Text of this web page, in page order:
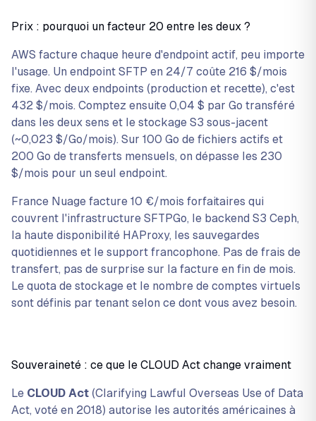
Prix : pourquoi un facteur 20 entre les deux ?
AWS facture chaque heure d'endpoint actif, peu importe
l'usage. Un endpoint SFTP en 24/7 coûte 216 $/mois
fixe. Avec deux endpoints (production et recette), c'est
432 $/mois. Comptez ensuite 0,04 $ par Go transféré
dans les deux sens et le stockage S3 sous-jacent
(~0,023 $/Go/mois). Sur 100 Go de fichiers actifs et
200 Go de transferts mensuels, on dépasse les 230
$/mois pour un seul endpoint.
France Nuage facture 10 €/mois forfaitaires qui
couvrent l'infrastructure SFTPGo, le backend S3 Ceph,
la haute disponibilité HAProxy, les sauvegardes
quotidiennes et le support francophone. Pas de frais de
transfert, pas de surprise sur la facture en fin de mois.
Le quota de stockage et le nombre de comptes virtuels
sont définis par tenant selon ce dont vous avez besoin.
Souveraineté : ce que le CLOUD Act change vraiment
Le CLOUD Act (Clarifying Lawful Overseas Use of Data
Act, voté en 2018) autorise les autorités américaines à